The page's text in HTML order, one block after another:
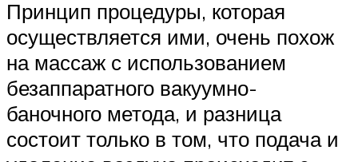
Принцип процедуры, которая
осуществляется ими, очень похож
на массаж с использованием
безаппаратного вакуумно-
баночного метода, и разница
состоит только в том, что подача и